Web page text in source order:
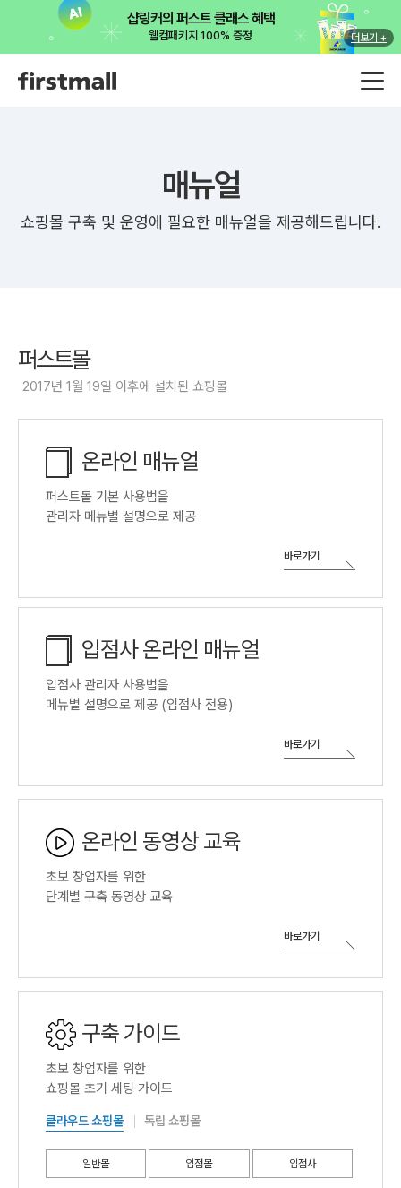
샵링커의 퍼스트 클래스 혜택
웰컴패키지 100% 증정 더보기 +
매뉴얼
쇼핑몰 구축 및 운영에 필요한 매뉴얼을 제공해드립니다.
퍼스트몰
2017년 1월 19일 이후에 설치된 쇼핑몰
온라인 매뉴얼
퍼스트몰 기본 사용법을
관리자 메뉴별 설명으로 제공
바로가기
입점사온라인 매뉴얼
입점사 관리자 사용법을
메뉴별 설명으로 제공 (입점사 전용)
바로가기
온라인 동영상 교육
초보 창업자를 위한
단계별 구축 동영상 교육
바로가기
구축 가이드
초보 창업자를 위한
쇼핑몰 초기 세팅 가이드
클라우드 쇼핑몰 독립 쇼핑몰
일반몰 입점몰 입점사